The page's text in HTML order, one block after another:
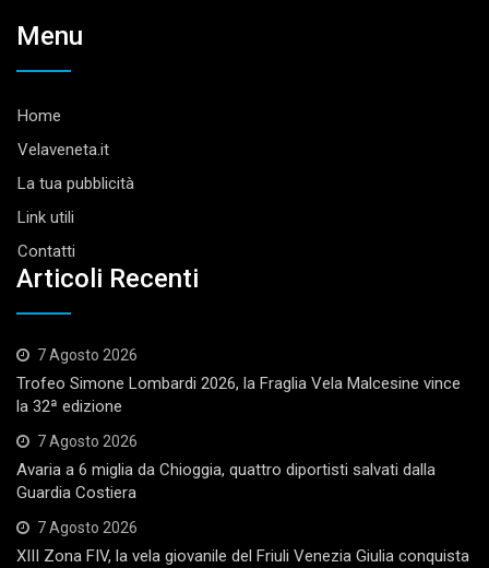
Menu
Home
Velaveneta.it
La tua pubblicità
Link utili
Contatti
Articoli Recenti
7 Agosto 2026
Trofeo Simone Lombardi 2026, la Fraglia Vela Malcesine vince
la 32ª edizione
7 Agosto 2026
Avaria a 6 miglia da Chioggia, quattro diportisti salvati dalla
Guardia Costiera
7 Agosto 2026
XIII Zona FIV, la vela giovanile del Friuli Venezia Giulia conquista